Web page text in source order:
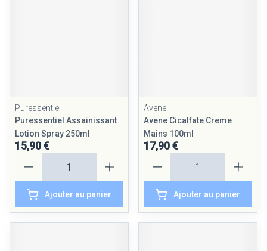
Puressentiel
Puressentiel Assainissant
Lotion Spray 250ml
15,90 €
Ajouter au panier
Avene
Avene Cicalfate Creme
Mains 100ml
17,90 €
Ajouter au panier